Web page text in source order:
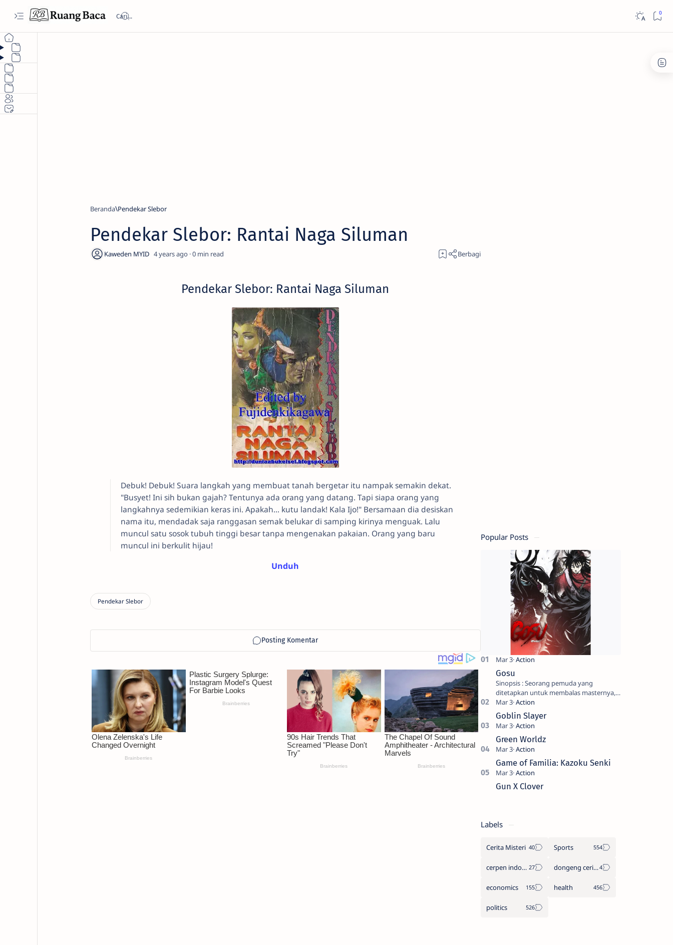
Beranda Pendekar Slebor
Pendekar Slebor: Rantai Naga Siluman
4 years ago 0
Pendekar Slebor: Rantai Naga Siluman
Debuk! Debuk! Suara langkah yang membuat tanah bergetar itu nampak semakin dekat.
"Busyet! Ini sih bukan gajah? Tentunya ada orang yang datang. Tapi siapa orang yang
langkahnya sedemikian keras ini. Apakah... kutu landak! Kala Ijo!" Bersamaan dia desiskan
nama itu, mendadak saja ranggasan semak belukar di samping kirinya menguak. Lalu
muncul satu sosok tubuh tinggi besar tanpa mengenakan pakaian. Orang yang baru
muncul ini berkulit hijau!
Unduh
Popular Posts
Gosu
Sinopsis : Seorang pemuda yang
ditetapkan untuk membalas masternya,
seorang seniman bela diri kuat sekali
yang dikhianati oleh anak buahn…
Goblin Slayer
Green Worldz
Game of Familia: Kazoku Senki
Gun X Clover
Labels
Cerita Misteri Sports
cerpen indonesia dongeng cerita legenda
economics health
politics